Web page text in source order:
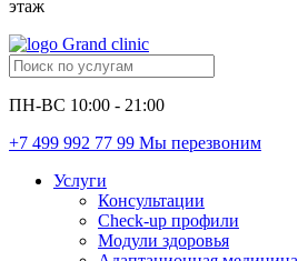
этаж
ПН-ВС 10:00 - 21:00
+7 499 992 77 99 Мы перезвоним
Услуги
Консультации
Check-up профили
Модули здоровья